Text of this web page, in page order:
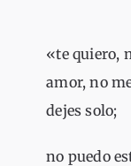
«te quiero,
amor, no
dejes solo;
no puedo